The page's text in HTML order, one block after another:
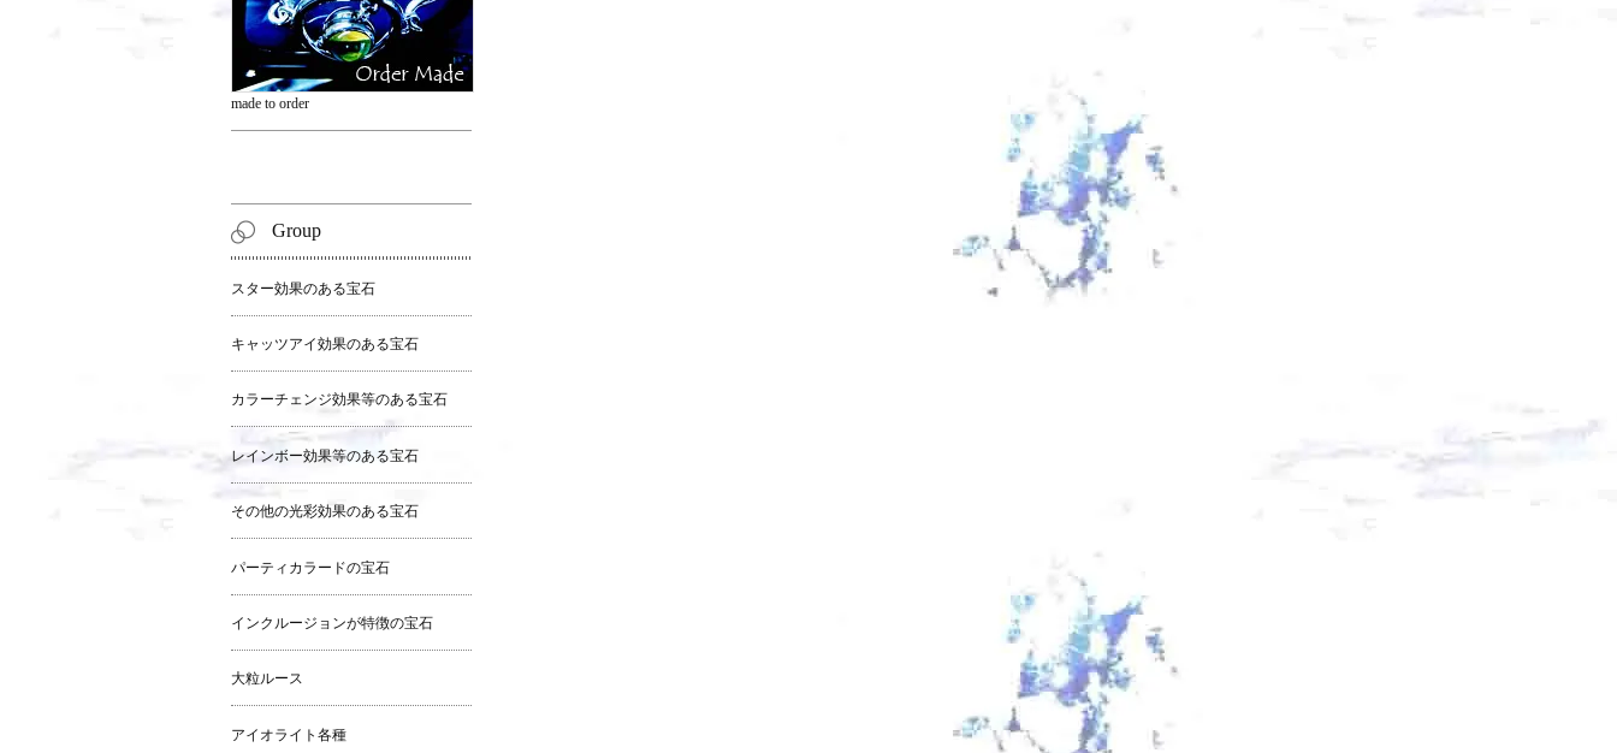
made to order
Group
スター効果のある宝石
キャッツアイ効果のある宝石
カラーチェンジ効果等のある宝石
レインボー効果等のある宝石
その他の光彩効果のある宝石
パーティカラードの宝石
インクルージョンが特徴の宝石
大粒ルース
アイオライト各種